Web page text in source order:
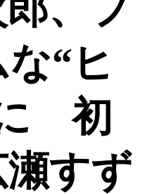
“ヒ
初
すず